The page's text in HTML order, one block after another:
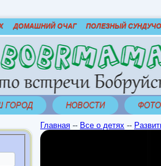
ДОМАШНИЙ ОЧАГ ПОЛЕЗНЫЙ
ГОРОД НОВОСТИ
Главная -- Все о детях --